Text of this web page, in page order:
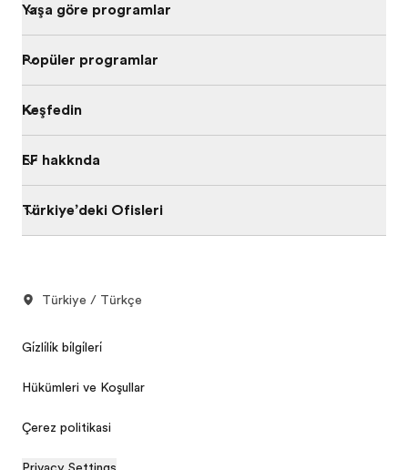
Yaşa göre programları
Popüler programlar
Keşfedin
EF hakkında
Türkiye’deki Ofisleri
Türkiye / Türkçe
Gi̇zli̇li̇k bi̇lgi̇leri̇
Hükümleri ve Koşulları
Çerez politikasi
Privacy Settings